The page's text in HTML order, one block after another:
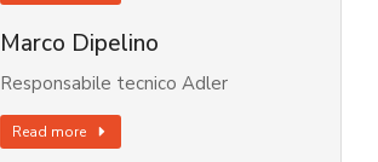
Marco Dipelino
Responsabile tecnico Adler
Read more